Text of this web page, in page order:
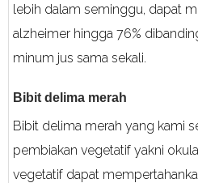
lebih dalam seminggu, dapat
alzheimer hingga 76%
minum jus sama sekali.
Bibit delima merah
Bibit delima merah yang kami
pembiakan vegetatif yakni
vegetatif dapat